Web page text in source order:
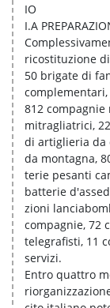
IO
I.A
ricostituzione di
50 brigate di
complementari,
812
mitragliatrici,
di artiglieria da
da montagna,
terie pesanti
batterie
zioni
compagnie, 72
telegrafisti, 11
servizi.
Entro quattro